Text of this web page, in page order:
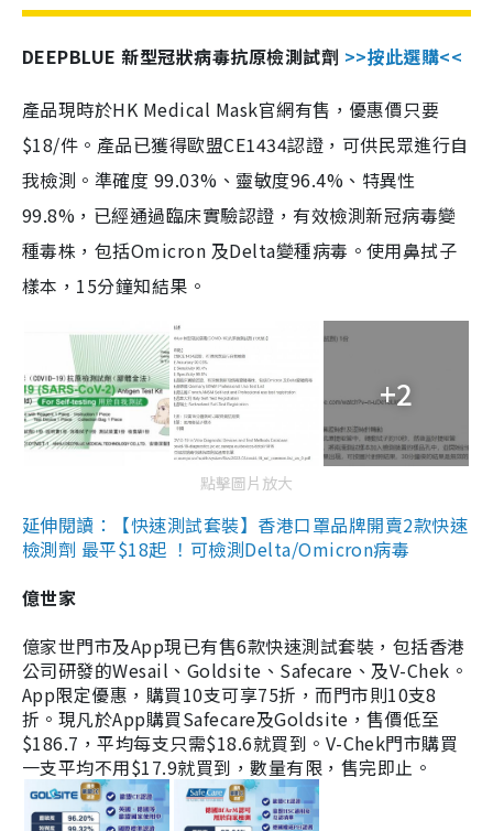
DEEPBLUE 新型冠狀病毒抗原檢測試劑 >>按此選購<<
產品現時於HK Medical Mask官網有售，優惠價只要
$18/件。產品已獲得歐盟CE1434認證，可供民眾進行自
我檢測。準確度 99.03%、靈敏度96.4%、特異性
99.8%，已經通過臨床實驗認證，有效檢測新冠病毒變
種毒株，包括Omicron 及Delta變種病毒。使用鼻拭子
樣本，15分鐘知結果。
+2
點擊圖片放大
延伸閱讀：【快速測試套裝】香港口罩品牌開賣2款快速
檢測劑 最平$18起 ！可檢測Delta/Omicron病毒
億世家
億家世門市及App現已有售6款快速測試套裝，包括香港
公司研發的Wesail、Goldsite、Safecare、及V-Chek。
App限定優惠，購買10支可享75折，而門市則10支8
折。現凡於App購買Safecare及Goldsite，售價低至
$186.7，平均每支只需$18.6就買到。V-Chek門市購買
一支平均不用$17.9就買到，數量有限，售完即止。